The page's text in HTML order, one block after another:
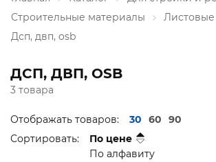
Строительные материалы
Дсп, двп, osb
ДСП, ДВП, OSB
3 товара
Отображать товаров: 30 60
90
Сортировать:
По цене
По алфавиту